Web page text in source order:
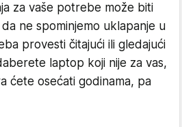
za vaše potrebe može biti
ne spominjemo uklapanje u
provesti čitajući ili gledajući
laptop koji nije za vas,
ćete osećati godinama, pa